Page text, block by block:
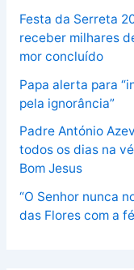
Festa da Serreta
receber milhares
mor concluído
Papa alerta para
pela ignorância”
Padre António
todos os dias na
Bom Jesus
“O Senhor nunca
das Flores com a